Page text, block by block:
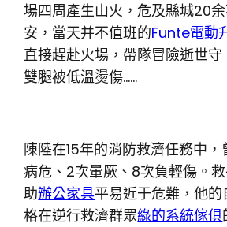
場四周產生山火，危及縣城20
安，當天并不值班的Funte電動
直接趕赴火場，帶隊冒險逝世守
雙腿被低溫燙傷……
陳陸在15年的消防救濟任務中，
病危、2次暈厥、8次負輕傷。救
助辦公家具平易近于危難，他
格在逆行救濟群眾綠的系統傢俱